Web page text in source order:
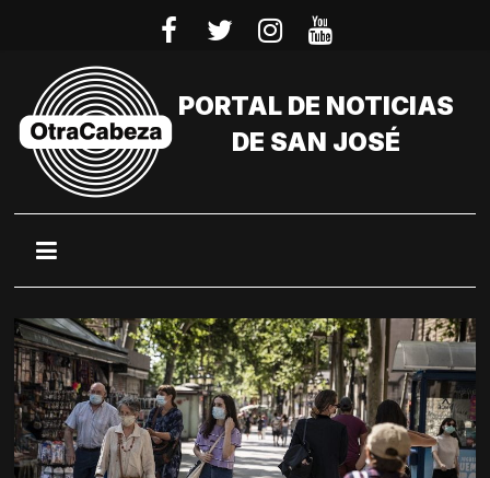
PORTAL DE NOTICIAS
DE SAN JOSÉ